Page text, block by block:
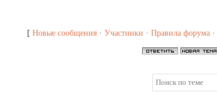
[ Новые сообщения · Участники · Правила форума ·